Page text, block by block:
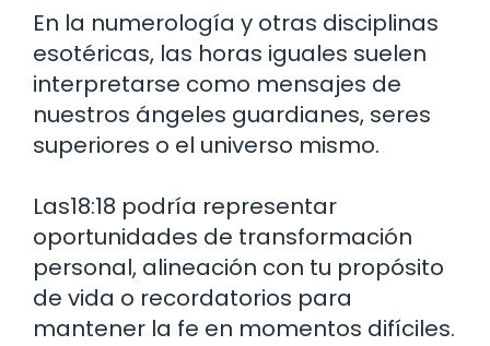
En la numerología y otras disciplinas
esotéricas, las horas iguales suelen
interpretarse como mensajes de
nuestros ángeles guardianes, seres
superiores o el universo mismo.
Las18:18 podría representar
oportunidades de transformación
personal, alineación con tu propósito
de vida o recordatorios para
mantener la fe en momentos difíciles.